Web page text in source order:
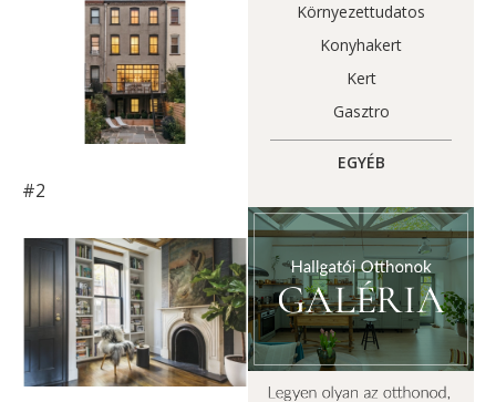
#2
Környezettudatos
Konyhakert
Kert
Gasztro
EGYÉB